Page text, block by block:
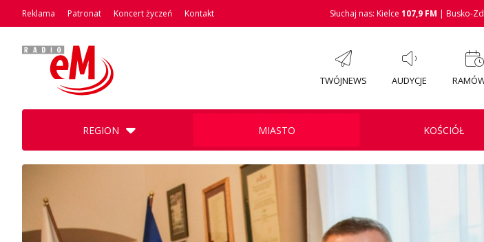
Reklama Patronat Koncert życzeń Kontakt Słuchaj nas: Kielce 107,9 FM | Busko-
TWÓJNEWS AUDYCJE
REGION MIASTO KOŚCIÓŁ